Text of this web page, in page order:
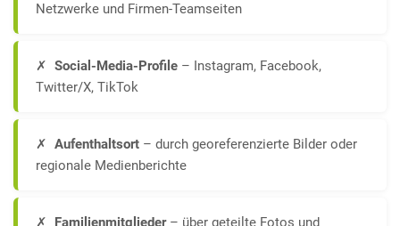
Netzwerke und Firmen-Teamseiten
✗ Social-Media-Profile – Instagram, Facebook,
Twitter/X, TikTok
✗ Aufenthaltsort – durch georeferenzierte Bilder oder
regionale Medienberichte
✗ Familienmitglieder– über geteilte Fotos und